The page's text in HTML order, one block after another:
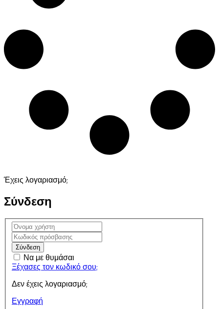
Έχεις λογαριασμό;
Σύνδεση
Σύνδεση
Να με θυμάσαι
Ξέχασες τον κωδικό σου;
Δεν έχεις λογαριασμό;
Εγγραφή